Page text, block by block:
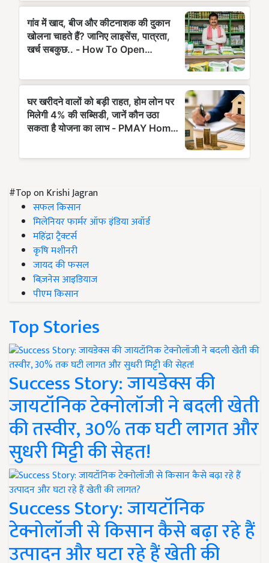
#Top on Krishi Jagran
सफल किसान
मिलेनियर फार्मर ऑफ इंडिया अवॉर्ड
महिंद्रा ट्रैक्टर्स
कृषि मशीनरी
जायद की फसल
बिज़नेस आइडियाज
पीएम किसान
Top Stories
Success Story: जायडेक्स की
जायटॉनिक टेक्नोलॉजी ने बदली खेती
की तस्वीर, 30% तक घटी लागत और
सुधरी मिट्टी की सेहत!
Success Story: जायटॉनिक
टेक्नोलॉजी से किसान कैसे बढ़ा रहे हैं
उत्पादन और घटा रहे हैं खेती की